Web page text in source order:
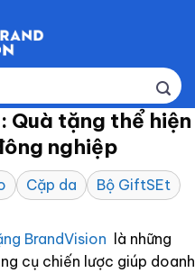
Quà tặng thể hiện
nghiệp
Cặp da Bộ GiftSEt
BrandVision là những
cụ chiến lược giúp doanh